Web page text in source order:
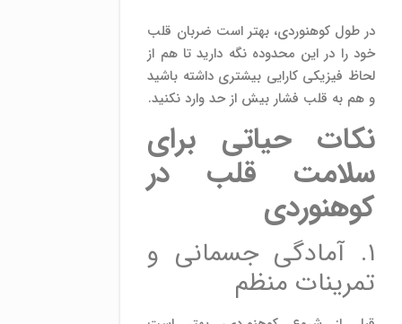
در طول کوهنوردی، بهتر است ضربان قلب
خود را در این محدوده نگه دارید تا هم از
لحاظ فیزیکی کارایی بیشتری داشته باشید
و هم به قلب فشار بیش از حد وارد نکنید.
نکات حیاتی برای
سلامت قلب در
کوهنوردی
۱. آمادگی جسمانی و
تمرینات منظم